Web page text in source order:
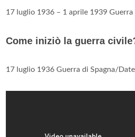
17 luglio 1936 – 1 aprile 1939 Guerra
Come iniziò la guerra
17 luglio 1936 Guerra di Spagna/